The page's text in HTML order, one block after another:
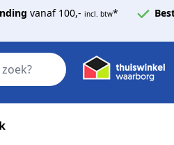
vanaf 100,- incl. btw*
Zoek